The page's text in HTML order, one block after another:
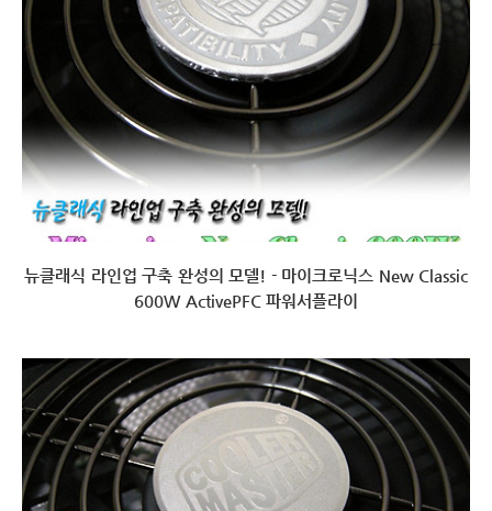
뉴클래식 라인업 구축 완성의 모델! - 마이크로닉스 New Classic
600W ActivePFC 파워서플라이